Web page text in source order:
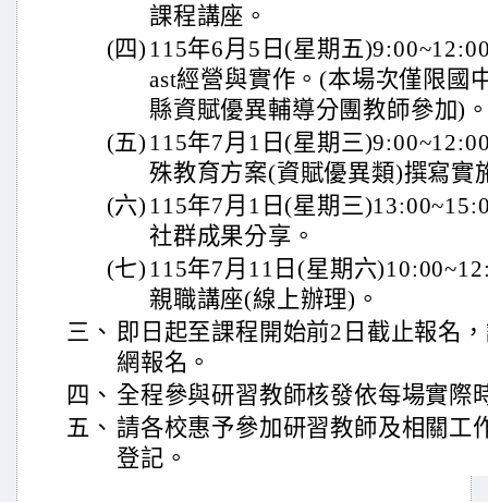
課程講座。
(四) 115年6月5日(星期五
ast經營與實作。(本場次僅限國
縣資賦優異輔導分團教師參加)
(五) 115年7月1日(星期三
殊教育方案(資賦優異類)撰寫實
(六) 115年7月1日(星期三
社群成果分享。
(七) 115年7月11日(星期六
親職講座(線上辦理)。
三、 即日起至課程開始前2日截止報名
網報名。
四、 全程參與研習教師核發依每場實際
五、 請各校惠予參加研習教師及相關工
登記。